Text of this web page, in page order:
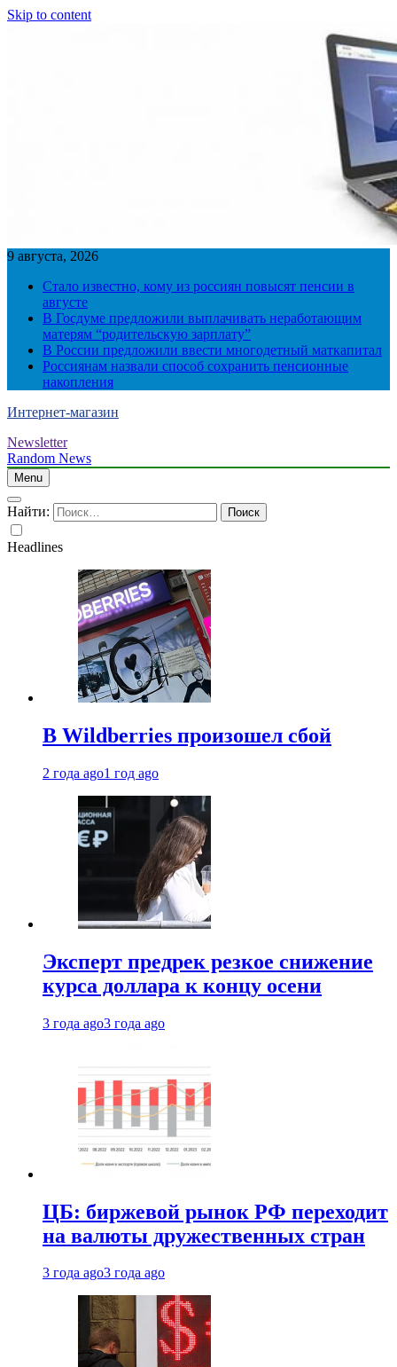
Skip to content
9 августа, 2026
Стало известно, кому из россиян повысят пенсии в
августе
В Госдуме предложили выплачивать неработающим
матерям “родительскую зарплату”
В России предложили ввести многодетный маткапитал
Россиянам назвали способ сохранить пенсионные
накопления
Интернет-магазин
Newsletter
Random News
Menu
Найти:
Headlines
В Wildberries произошел сбой
2 года ago1 год ago
Эксперт предрек резкое снижение
курса доллара к концу осени
3 года ago3 года ago
ЦБ: биржевой рынок РФ переходит
на валюты дружественных стран
3 года ago3 года ago